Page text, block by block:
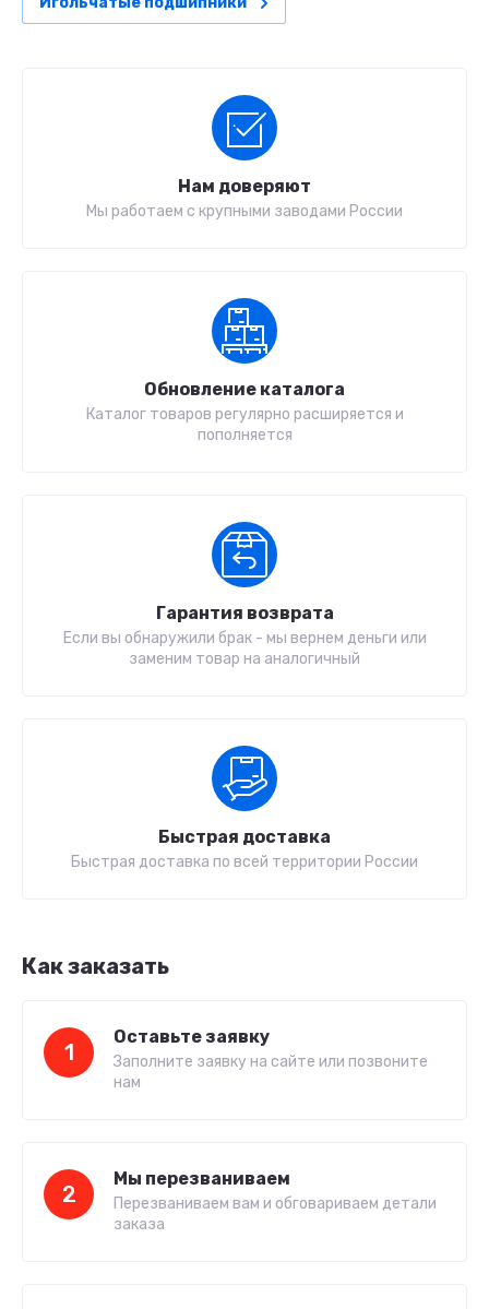
Нам доверяют
Мы работаем с крупными заводами России
Обновление каталога
Каталог товаров регулярно расширяется и
пополняется
Гарантия возврата
Если вы обнаружили брак - мы вернем деньги или
заменим товар на аналогичный
Быстрая доставка
Быстрая доставка по всей территории России
Как заказать
1
Оставьте заявку
Заполните заявку на сайте или позвоните
нам
2
Мы перезваниваем
Перезваниваем вам и обговариваем детали
заказа